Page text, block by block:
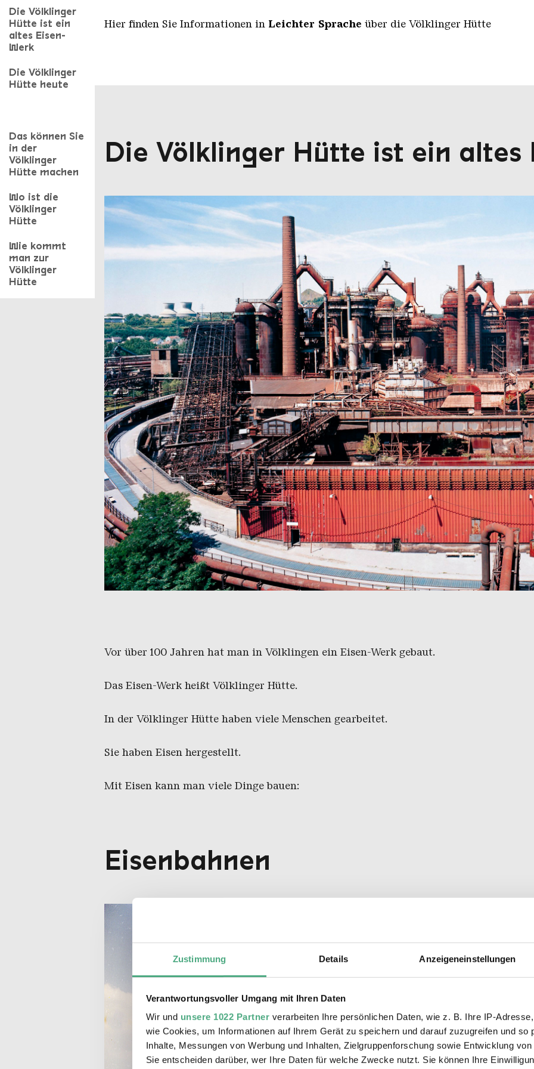
Zustimmung Details Anzeigeneinstellungen
Verantwortungsvoller Umgang mit Ihren Daten
Wir und unsere 1022 Partner verarbeiten Ihre persönlichen Daten, wie z. B. Ihre IP-
wie Cookies, um Informationen auf Ihrem Gerät zu speichern und darauf zuzugreifen und so
Inhalte, Messungen von Werbung und Inhalten, Zielgruppenforschung sowie Entwicklung
Sie entscheiden darüber, wer Ihre Daten für welche Zwecke nutzt. Sie können Ihre
Die Völklinger
Hütte ist ein
altes Eisen-
Werk
Die Völklinger
Hütte heute
Das können Sie
in der
Völklinger
Hütte machen
Wo ist die
Völklinger
Hütte
Wie kommt
man zur
Völklinger
Hütte
Hier finden Sie Informationen in Leichter Sprache über die Völklinger Hütte
Die Völklinger Hütte ist ein altes
Die Völklinger Hütte in einer Gesamtansicht von 1980
Copyright: Weltkulturerbe Völklinger Hütte | Franz Mörscher
Vor über 100 Jahren hat man in Völklingen ein Eisen-Werk gebaut.
Das Eisen-Werk heißt Völklinger Hütte.
In der Völklinger Hütte haben viele Menschen gearbeitet.
Sie haben Eisen hergestellt.
Mit Eisen kann man viele Dinge bauen:
Eisenbahnen